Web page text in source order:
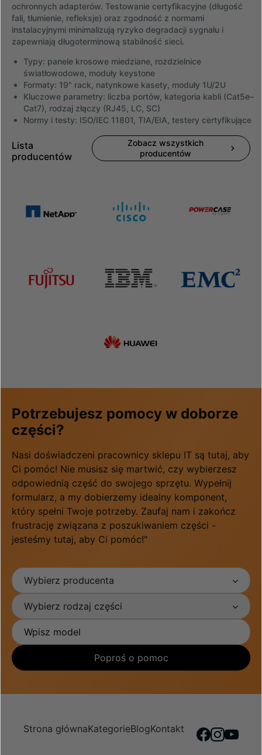
ochronnych adapterów. Testowanie certyfikacyjne (długość
fali, tłumienie, refleksje) oraz zgodność z normami
instalacyjnymi minimalizują ryzyko degradacji sygnału i
zapewniają długoterminową stabilność sieci.
Typy: panele krosowe miedziane, rozdzielnice
światłowodowe, moduły keystone
Formaty: 19" rack, natynkowe kasety, moduły 1U/2U
Kluczowe parametry: liczba portów, kategoria kabli (Cat5e–
Cat7), rodzaj złączy (RJ45, LC, SC)
Normy i testy: ISO/IEC 11801, TIA/EIA, testery certyfikujące
Lista
producentów
Zobacz wszystkich
producentów
Potrzebujesz pomocy w doborze
części?
Nasi doświadczeni pracownicy sklepu IT są tutaj, aby
Ci pomóc! Nie musisz się martwić, czy wybierzesz
odpowiednią część do swojego sprzętu. Wypełnij
formularz, a my dobierzemy idealny komponent,
który spełni Twoje potrzeby. Zaufaj nam i zakończ
frustrację związana z poszukiwaniem części -
jesteśmy tutaj, aby Ci pomóc!"
Wybierz producenta
Wybierz rodzaj części
Poproś o pomoc
Strona głównaKategorieBlogKontakt